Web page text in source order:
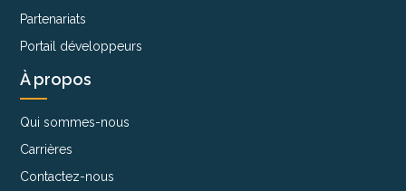
Partenariats
Portail développeurs
À propos
Qui sommes-nous
Carrières
Contactez-nous